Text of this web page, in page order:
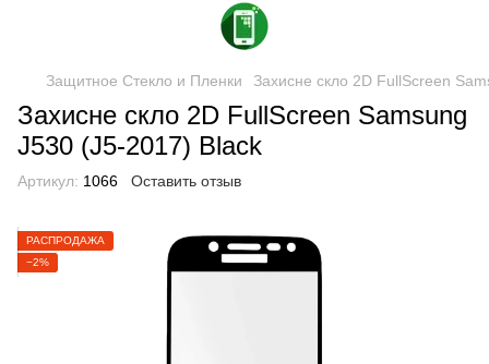
Защитное Стекло и Пленки Захисне скло 2D FullScreen
Захисне скло 2D FullScreen Samsung
J530 (J5-2017) Black
Артикул: 1066 Оставить отзыв
РАСПРОДАЖА
−2%